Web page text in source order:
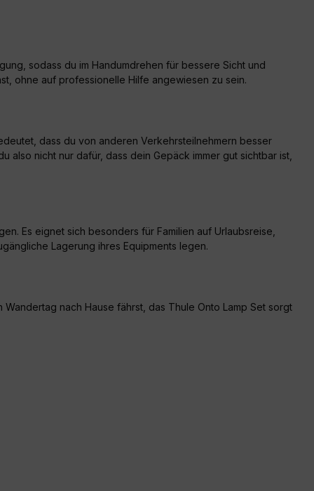
sodass du im Handumdrehen für bessere Sicht und
ohne auf professionelle Hilfe angewiesen zu sein.
dass du von anderen Verkehrsteilnehmern besser
also nicht nur dafür, dass dein Gepäck immer gut sichtbar ist,
Es eignet sich besonders für Familien auf Urlaubsreise,
Lagerung ihres Equipments legen.
nach Hause fährst, das Thule Onto Lamp Set sorgt